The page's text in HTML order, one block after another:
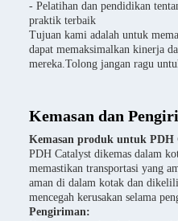
- Pelatihan dan pendidikan
praktik terbaik
Tujuan kami adalah untuk
dapat memaksimalkan kinerja
mereka.Tolong jangan ragu
Kemasan dan
Kemasan produk untuk PDH
PDH Catalyst dikemas dalam
memastikan transportasi yang
aman di dalam kotak dan
mencegah kerusakan selama
Pengiriman: